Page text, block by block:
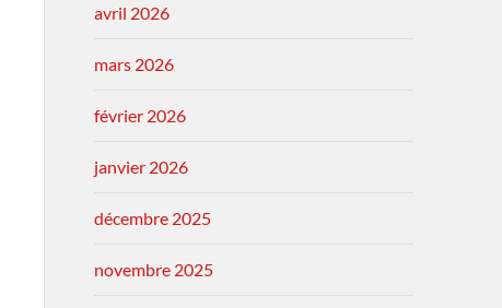
avril 2026
mars 2026
février 2026
janvier 2026
décembre 2025
novembre 2025